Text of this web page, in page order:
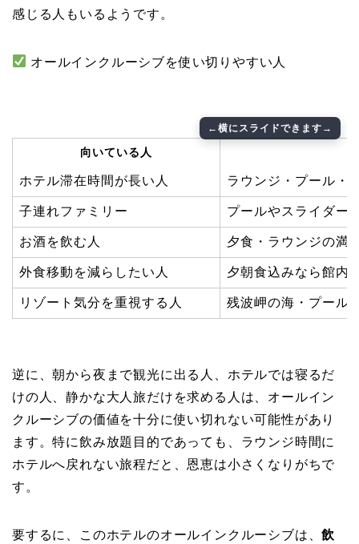
感じる人もいるようです。
オールインクルーシブを使い切りやすい人
向いている人
ホテル滞在時間が長い人 ラウンジ・プール・
子連れファミリー プールやスライダー
お酒を飲む人 夕食・ラウンジの満
外食移動を減らしたい人 夕朝食込みなら館内
リゾート気分を重視する人 残波岬の海・プール
逆に、朝から夜まで観光に出る人、ホテルでは寝るだ
けの人、静かな大人旅だけを求める人は、オールイン
クルーシブの価値を十分に使い切れない可能性があり
ます。特に飲み放題目的であっても、ラウンジ時間に
ホテルへ戻れない旅程だと、恩恵は小さくなりがちで
す。
要するに、このホテルのオールインクルーシブは、飲